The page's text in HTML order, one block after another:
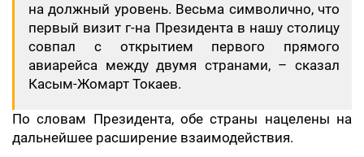
на должный уровень. Весьма символично, что
первый визит г-на Президента в нашу столицу
совпал с открытием первого прямого
авиарейса между двумя странами, – сказал
Касым-Жомарт Токаев.
По словам Президента, обе страны нацелены на
дальнейшее расширение взаимодействия.